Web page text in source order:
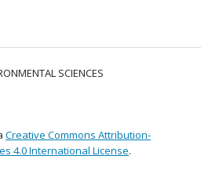
SCIENCES
Creative Commons Attribution-
4.0 International License.